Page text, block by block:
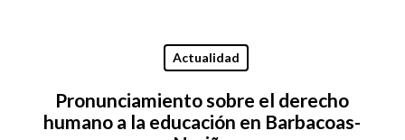
Actualidad
Pronunciamiento sobre el derecho
humano a la educación en Barbacoas-